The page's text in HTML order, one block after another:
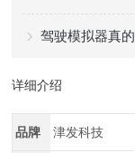
驾驶模拟器真
详细介绍
品牌 津发科技